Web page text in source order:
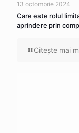
13 octombrie 2024
Care este rolul
aprindere prin
Citeşte mai